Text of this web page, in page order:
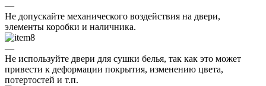
—
Не допускайте механического воздействия на двери,
элементы коробки и наличника.
—
Не используйте двери для сушки белья, так как это может
привести к деформации покрытия, изменению цвета,
потертостей и т.п.